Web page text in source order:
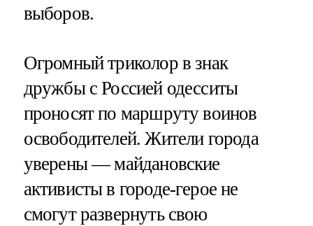
выборов.
Огромный триколор в знак
дружбы с Россией одесситы
проносят по маршруту воинов
освободителей. Жители города
уверены — майдановские
активисты в городе-герое не
смогут развернуть свою